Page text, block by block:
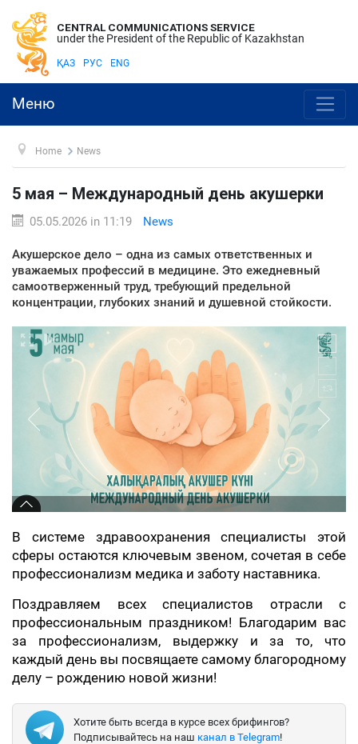
CENTRAL COMMUNICATIONS SERVICE
under the President of the Republic of Kazakhstan
ҚАЗ РУС ENG
Меню
Home News
5 мая – Международный день акушерки
05.05.2026 in 11:19 News
Акушерское дело – одна из самых ответственных и
уважаемых профессий в медицине. Это ежедневный
самоотверженный труд, требующий предельной
концентрации, глубоких знаний и душевной стойкости.
В системе здравоохранения специалисты этой
сферы остаются ключевым звеном, сочетая в себе
профессионализм медика и заботу наставника.
Поздравляем всех специалистов отрасли с
профессиональным праздником! Благодарим вас
за профессионализм, выдержку и за то, что
каждый день вы посвящаете самому благородному
делу – рождению новой жизни!
Хотите быть всегда в курсе всех брифингов?
Подписывайтесь на наш канал в Telegram!